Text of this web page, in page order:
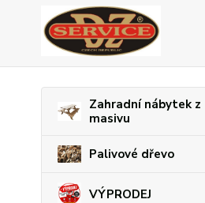
Zahradní nábytek z
masivu
Palivové dřevo
VÝPRODEJ